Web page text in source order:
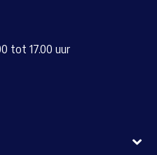
tot 17.00 uur